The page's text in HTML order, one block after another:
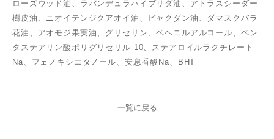
ローズウッド油、ラバンデュラハイブリダ油、アトラスシーダー
樹皮油、ニオイテンジクアオイ油、ビャクダン油、ダマスクバラ
花油、アオモジ果実油、グリセリン、ベヘニルアルコール、ペン
タステアリン酸ポリグリセリル-10、ステアロイルラクチレート
Na、フェノキシエタノール、安息香酸Na、BHT
一覧に戻る